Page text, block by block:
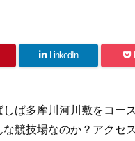
LinkedIn
ば多摩川河川敷をコー
競技場なのか？アクセ